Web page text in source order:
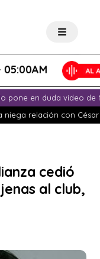
pone en duda video de
niega relación con
cedió
al club,